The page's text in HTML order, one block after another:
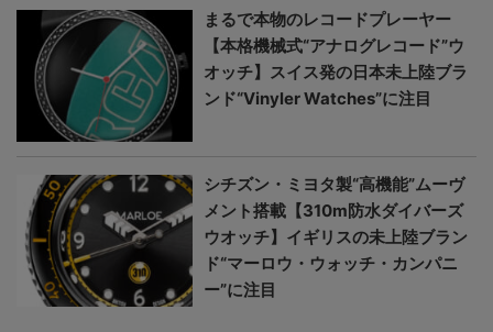
まるで本物のレコードプレーヤー
【本格機械式“アナログレコード”ウ
オッチ】スイス発の日本未上陸ブラ
ンド“Vinyler Watches”に注目
シチズン・ミヨタ製“高機能”ムーヴ
メント搭載【310m防水ダイバーズ
ウオッチ】イギリスの未上陸ブラン
ド“マーロウ・ウォッチ・カンパニ
ー”に注目